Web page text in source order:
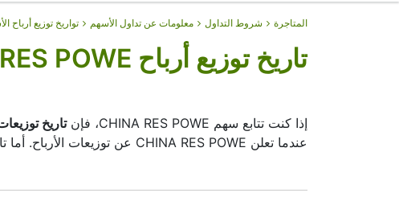
المتاجرة شروط التداول معلومات عن تداول الأسهم تواريخ توزيع أرباح
تاريخ توزيع أرباح CHINA RES POWE
إذا كنت تتابع سهم CHINA RES POWE، فإن تاريخ توزيعات
عندما تعلن CHINA RES POWE عن توزيعات الأرباح. أما تاريخ الاستحقاق (Ex-dividend date) فهو الأهم — يجب أن تمتلك السهم قبل هذا التاريخ لتحصل على التوزيعات.